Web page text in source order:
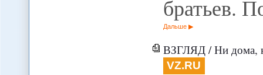
братьев.
Дальше
ВЗГЛЯД / Ни дома,
VZ.RU